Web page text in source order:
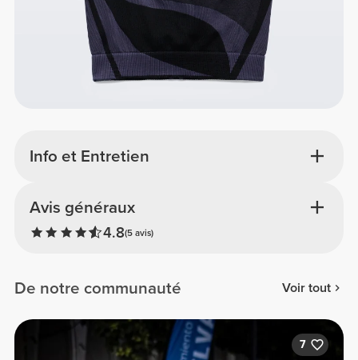
Info et Entretien
Avis généraux
4.8(5 avis)
De notre communauté Voir tout
7